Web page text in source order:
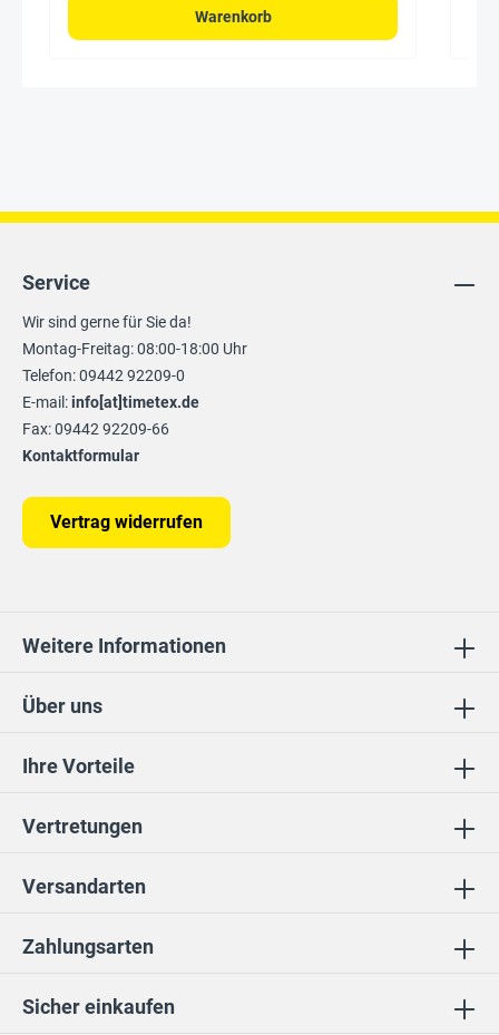
Warenkorb
Ihre Vorteile
Vertretungen
Sicher einkaufen
Über uns
Service
Wir sind gerne für Sie da!
Montag-Freitag: 08:00-18:00 Uhr
Telefon: 09442 92209-0
E-mail:info[at]timetex.de
Fax: 09442 92209-66
Kontaktformular
Vertrag widerrufen
Weitere Informationen
Zahlungsarten
Versandarten